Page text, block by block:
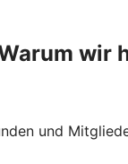
wir
und